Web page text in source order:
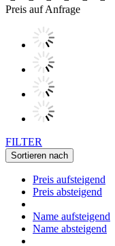
Preis auf Anfrage
FILTER
Sortieren nach
Preis aufsteigend
Preis absteigend
Name aufsteigend
Name absteigend